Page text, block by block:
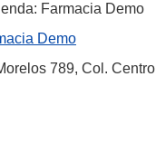
Farmacia Demo
Demo
789, Col. Centro